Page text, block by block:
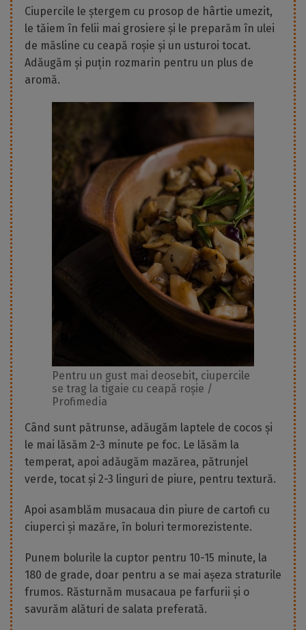
Ciupercile le ștergem cu prosop de hârtie umezit,
le tăiem în felii mai grosiere și le preparăm în ulei
de măsline cu ceapă roșie și un usturoi tocat.
Adăugăm și puțin rozmarin pentru un plus de
aromă.
Pentru un gust mai deosebit, ciupercile
se trag la tigaie cu ceapă roșie /
Profimedia
Când sunt pătrunse, adăugăm laptele de cocos și
le mai lăsăm 2-3 minute pe foc. Le lăsăm la
temperat, apoi adăugăm mazărea, pătrunjel
verde, tocat și 2-3 linguri de piure, pentru textură.
Apoi asamblăm musacaua din piure de cartofi cu
ciuperci și mazăre, în boluri termorezistente.
Punem bolurile la cuptor pentru 10-15 minute, la
180 de grade, doar pentru a se mai așeza straturile
frumos. Răsturnăm musacaua pe farfurii și o
savurăm alături de salata preferată.